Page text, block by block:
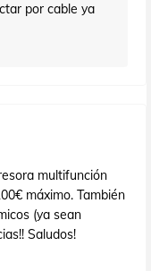
por cable ya
multifunción
máximo. También
(ya sean
Saludos!